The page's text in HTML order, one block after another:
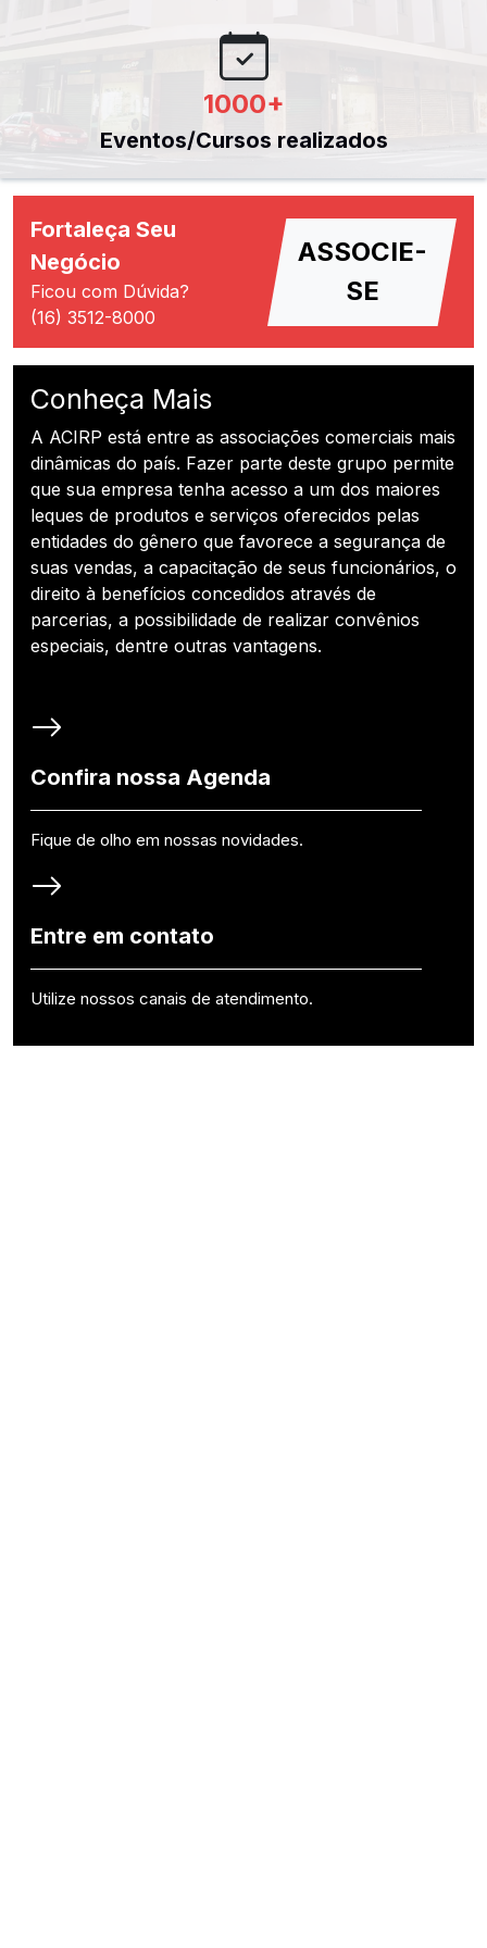
1000+
Eventos/Cursos realizados
Fortaleça Seu
Negócio
Ficou com Dúvida?
(16) 3512-8000
ASSOCIE-
SE
Conheça Mais
A ACIRP está entre as associações comerciais mais
dinâmicas do país. Fazer parte deste grupo permite
que sua empresa tenha acesso a um dos maiores
leques de produtos e serviços oferecidos pelas
entidades do gênero que favorece a segurança de
suas vendas, a capacitação de seus funcionários, o
direito à benefícios concedidos através de
parcerias, a possibilidade de realizar convênios
especiais, dentre outras vantagens.
Confira nossa Agenda
Fique de olho em nossas novidades.
Entre em contato
Utilize nossos canais de atendimento.